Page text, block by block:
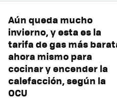
Aún queda mucho
invierno, y esta es la
tarifa de gas más
ahora mismo para
cocinar y encender la
calefacción, según la
OCU